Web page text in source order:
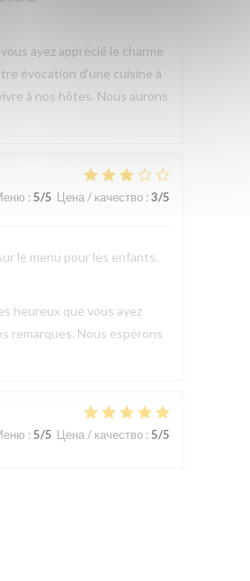
ayez apprécié le charme
évocation d’une cuisine à
à nos hôtes. Nous aurons
: 5/5 Цена / качество: 3/5
le menu pour les enfants.
heureux que vous ayez
remarques. Nous espérons
: 5/5 Цена / качество: 5/5